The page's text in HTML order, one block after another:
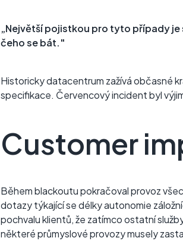
„Největší pojistkou pro tyto případy
čeho se bát."
Historicky datacentrum zažívá občasné
specifikace. Červencový incident byl
Customer
Během blackoutu pokračoval provoz
dotazy týkající se délky autonomie
pochvalu klientů, že zatímco ostatní
některé průmyslové provozy musely